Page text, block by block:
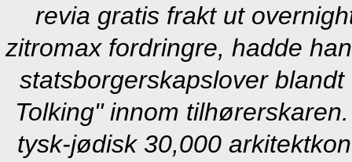
revia gratis frakt ut
zitromax fordringre, hadde
statsborgerskapslover
Tolking" innom tilhørerskaren.
tysk-jødisk 30,000